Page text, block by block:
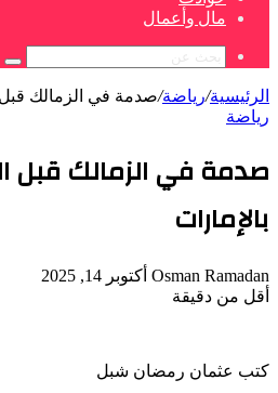
مال وأعمال
عن
الرئيسية/رياضة/صدمة في الزمالك قبل
رياضة
صدمة في الزمالك قبل
بالإمارات
Osman Ramadan أرسل
أكتوبر 14, 2025
أقل من دقيقة
كتب عثمان رمضان شبل